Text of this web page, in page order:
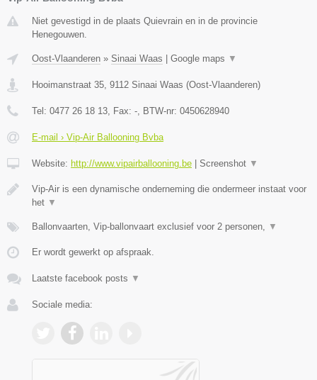
Niet gevestigd in de plaats Quievrain en in de provincie
Henegouwen.
Oost-Vlaanderen » Sinaai Waas Google maps ▼
Hooimanstraat 35, 9112 Sinaai Waas (Oost-Vlaanderen)
Tel: 0477 26 18 13, Fax: -, BTW-nr: 0450628940
E-mail › Vip-Air Ballooning Bvba
Website: http://www.vipairballooning.be Screenshot ▼
Vip-Air is een dynamische onderneming die ondermeer instaat voor
het ▼
Ballonvaarten, Vip-ballonvaart exclusief voor 2 personen, ▼
Er wordt gewerkt op afspraak.
Laatste facebook posts ▼
Sociale media: